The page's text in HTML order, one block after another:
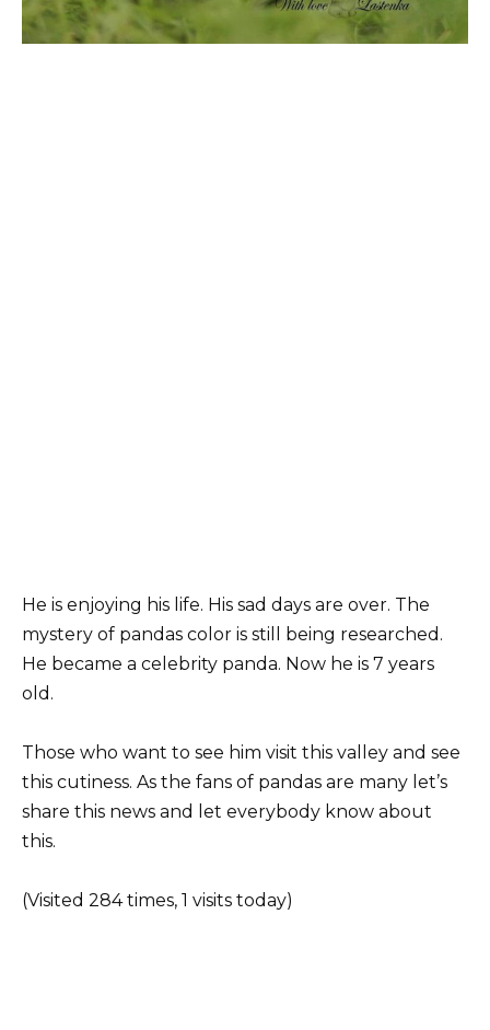
He is enjoying his life. His sad days are over. The
mystery of pandas color is still being researched.
He became a celebrity panda. Now he is 7 years
old.
Those who want to see him visit this valley and see
this cutiness. As the fans of pandas are many let’s
share this news and let everybody know about
this.
(Visited 284 times, 1 visits today)